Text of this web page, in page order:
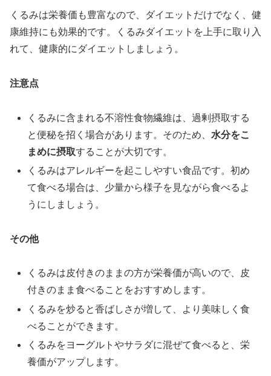
くるみは栄養価も豊富なので、ダイエットだけでなく、健
康維持にも効果的です。くるみダイエットを上手に取り入
れて、健康的にダイエットしましょう。
注意点
くるみに含まれる不溶性食物繊維は、過剰摂取する
と便秘を招く場合があります。そのため、 水分をこ
まめに摂取することが大切です。
くるみはアレルギーを起こしやすい食品です。初め
て食べる場合は、少量から様子を見ながら食べるよ
うにしましょう。
その他
くるみは皮付きのままの方が栄養価が高いので、皮
付きのまま食べることをおすすめします。
くるみを炒ると香ばしさが増して、より美味しく食
べることができます。
くるみをヨーグルトやサラダに混ぜて食べると、栄
養価がアップします。